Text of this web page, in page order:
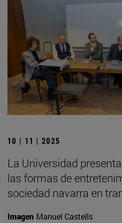
10 | 11 | 2025
La Universidad
las formas de
sociedad navarra en
Imagen Manuel Castells